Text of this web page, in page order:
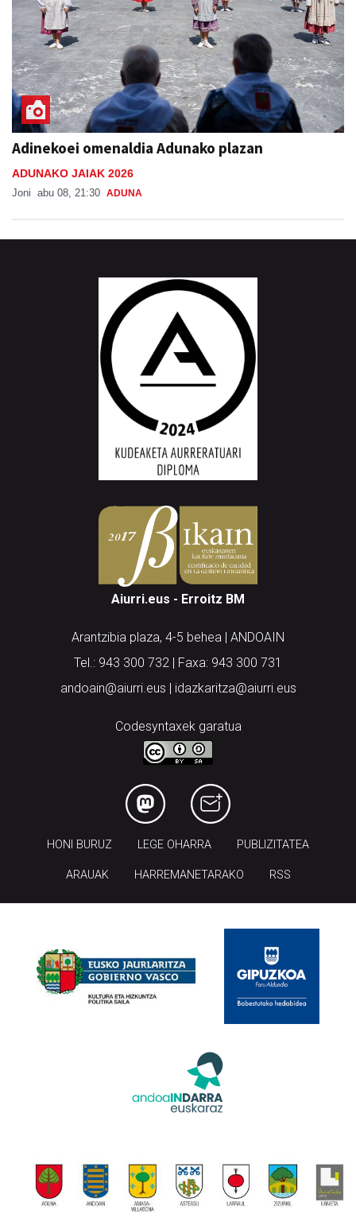
Adinekoei omenaldia Adunako plazan
ADUNAKO JAIAK 2026
Joni abu 08, 21:30 ADUNA
Aiurri.eus - Erroitz BM
Arantzibia plaza, 4-5 behea | ANDOAIN
Tel.: 943 300 732 | Faxa: 943 300 731
andoain@aiurri.eus | idazkaritza@aiurri.eus
Codesyntaxek garatua
HONI BURUZ LEGE OHARRA PUBLIZITATEA
ARAUAK HARREMANETARAKO RSS